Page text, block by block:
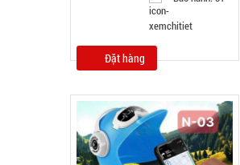
Đặt hàng